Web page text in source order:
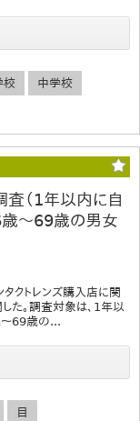
校 中学校
査（1年以内に自
歳～69歳の男女
タクトレンズ購入店に関
た。調査対象は、1年以
～69歳の...
目